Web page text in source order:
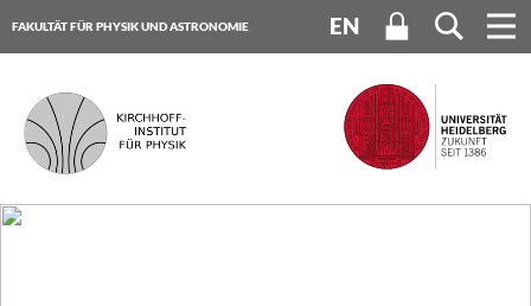
FAKULTÄT FÜR PHYSIK UND ASTRONOMIE EN